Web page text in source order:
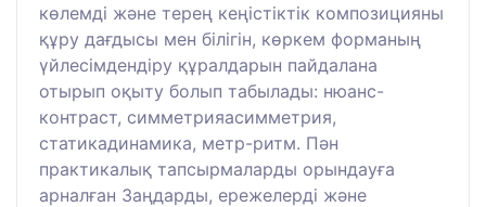
көлемді және терең кеңістіктік композицияны
құру дағдысы мен білігін, көркем форманың
үйлесімдендіру құралдарын пайдалана
отырып оқыту болып табылады: нюанс-
контраст, симметрияасимметрия,
статикадинамика, метр-ритм. Пән
практикалық тапсырмаларды орындауға
арналған Заңдарды, ережелерді және